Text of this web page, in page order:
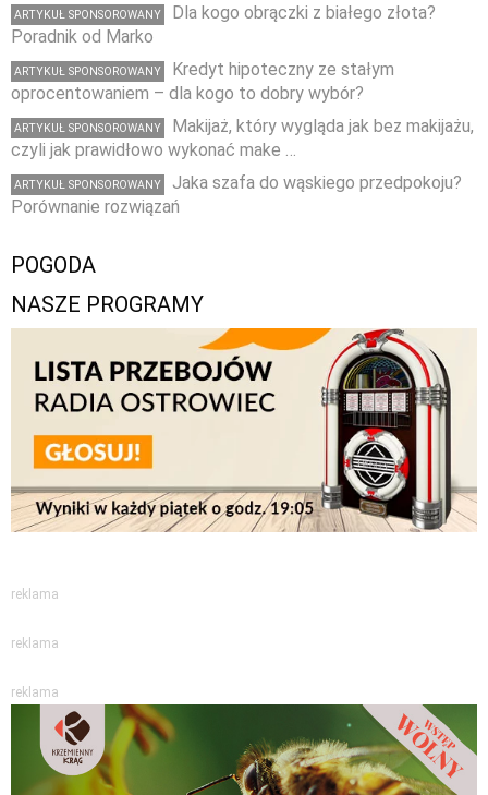
ARTYKUŁ SPONSOROWANY
Dla kogo obrączki z białego złota?
Poradnik od Marko
ARTYKUŁ SPONSOROWANY
Kredyt hipoteczny ze stałym
oprocentowaniem – dla kogo to dobry wybór?
ARTYKUŁ SPONSOROWANY
Makijaż, który wygląda jak bez makijażu,
czyli jak prawidłowo wykonać make …
ARTYKUŁ SPONSOROWANY
Jaka szafa do wąskiego przedpokoju?
Porównanie rozwiązań
POGODA
NASZE PROGRAMY
reklama
reklama
reklama